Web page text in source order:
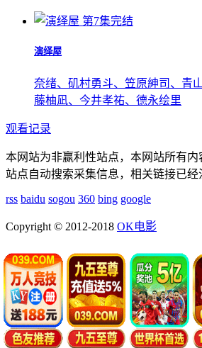
第7集完结
演绎屋
奈绪、矶村勇斗、笠原紳司、青
藤柚凪、今井孝祐、德永绘里
观看记录
本网站为非赢利性站点，本网站所有
站点自动搜索采集信息，相关链接已经
rss baidu sogou 360 bing google
Copyright © 2012-2018 OK电影